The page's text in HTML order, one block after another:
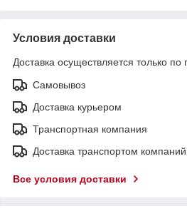
Условия доставки
Доставка осуществляется только по
Самовывоз
Доставка курьером
Транспортная компания
Доставка транспортом компаний
Все условия доставки